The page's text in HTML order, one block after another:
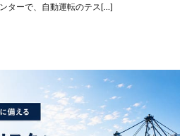
ターで、自動運転のテス[…]